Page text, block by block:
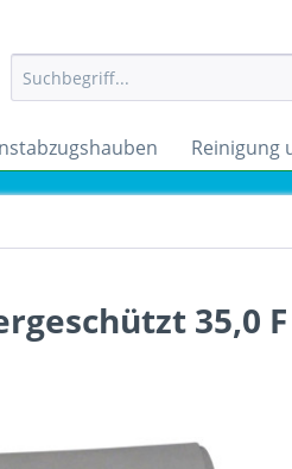
Reinigung
35,0 F